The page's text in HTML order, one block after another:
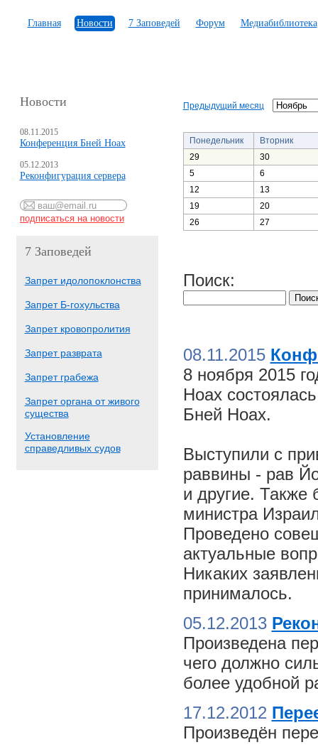
Главная Новости 7 Заповедей Форум Медиабиблиотека
Новости
08.11.2015
Конференция Бней Ноах
05.12.2013
Реконфигурация сервера
7 Заповедей
Запрет идолопоклонства
Запрет Б-гохульства
Запрет кровопролития
Запрет разврата
Запрет грабежа
Запрет органа от живого
существа
Установление
справедливых судов
Предыдущий месяц
Понедельник
Вторник
29
30
5
6
12
13
19
20
26
27
Поиск:
08.11.2015
8 ноября 2015
Ноах
Бней Ноах.
Выступили с
раввины - рав
и другие. Также
министра
Проведено
актуальные
Никаких
принималось.
05.12.2013
Произведена
чего должно
более удобной
17.12.2012
Произведён